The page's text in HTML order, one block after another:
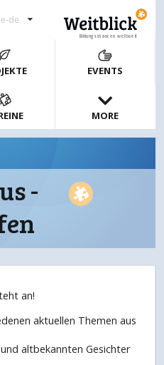
de
Bildungschancen weltweit
EVENTS
MORE
-
an!
aktuellen Themen aus
altbekannten Gesichter